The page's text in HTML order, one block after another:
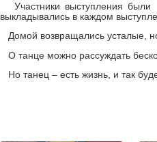
Участники выступления были
выкладывались в каждом
Домой возвращались усталые,
О танце можно рассуждать
Но танец – есть жизнь, и так